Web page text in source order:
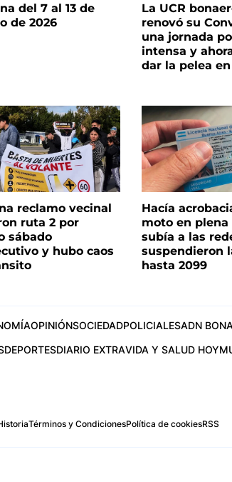
del 7 al 13 de
de 2026
La UCR
renovó su
una jornada
intensa y
dar la pelea en
reclamo vecinal
ruta 2 por
sábado
y hubo caos
Hacía
moto en plena
subía a las
suspendieron
hasta 2099
OPINIÓNSOCIEDADPOLICIALESADN
DEPORTESDIARIO EXTRAVIDA Y SALUD HOY
Términos y CondicionesPolítica de cookiesRSS